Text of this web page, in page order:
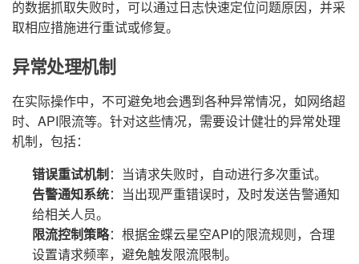
的数据抓取失败时，可以通过日志快速定位问题原因，并采
取相应措施进行重试或修复。
异常处理机制
在实际操作中，不可避免地会遇到各种异常情况，如网络超
时、API限流等。针对这些情况，需要设计健壮的异常处理
机制，包括：
错误重试机制：当请求失败时，自动进行多次重试。
告警通知系统：当出现严重错误时，及时发送告警通知
给相关人员。
限流控制策略：根据金蝶云星空API的限流规则，合理
设置请求频率，避免触发限流限制。